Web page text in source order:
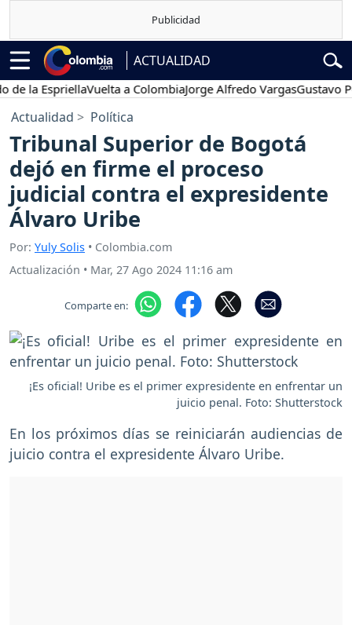
ACTUALIDAD
EspriellaVuelta a ColombiaJorge Alfredo VargasGustavo Petro
Actualidad Política
Tribunal Superior de Bogotá
dejó en firme el proceso
judicial contra el expresidente
Álvaro Uribe
Por: Yuly Solis • Colombia.com
Actualización • Mar, 27 Ago 2024 11:16 am
Comparte en:
¡Es oficial! Uribe es el primer expresidente en enfrentar un
juicio penal. Foto: Shutterstock
En los próximos días se reiniciarán audiencias de
juicio contra el expresidente Álvaro Uribe.